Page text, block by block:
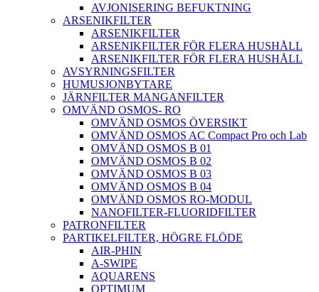
AVJONISERING BEFUKTNING
ARSENIKFILTER
ARSENIKFILTER
ARSENIKFILTER FÖR FLERA HUSHÅLL
ARSENIKFILTER FÖR FLERA HUSHÅLL
AVSYRNINGSFILTER
HUMUSJONBYTARE
JÄRNFILTER MANGANFILTER
OMVÄND OSMOS- RO
OMVÄND OSMOS ÖVERSIKT
OMVÄND OSMOS AC Compact Pro och Lab
OMVÄND OSMOS B 01
OMVÄND OSMOS B 02
OMVÄND OSMOS B 03
OMVÄND OSMOS B 04
OMVÄND OSMOS RO-MODUL
NANOFILTER-FLUORIDFILTER
PATRONFILTER
PARTIKELFILTER, HÖGRE FLÖDE
AIR-PHIN
A-SWIPE
AQUARENS
OPTIMUM